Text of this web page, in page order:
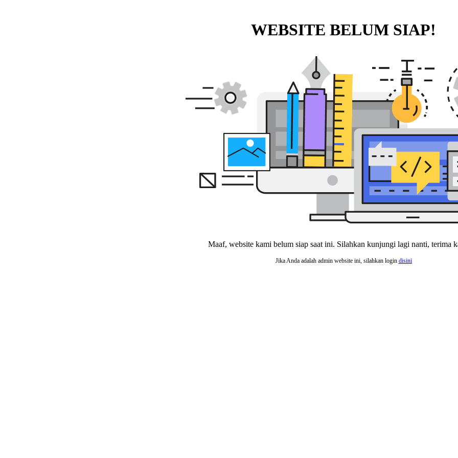
WEBSITE BELUM SIAP!
Maaf, website kami belum siap saat ini. Silahkan kunjungi lagi nanti, terima
Jika Anda adalah admin website ini, silahkan login disini